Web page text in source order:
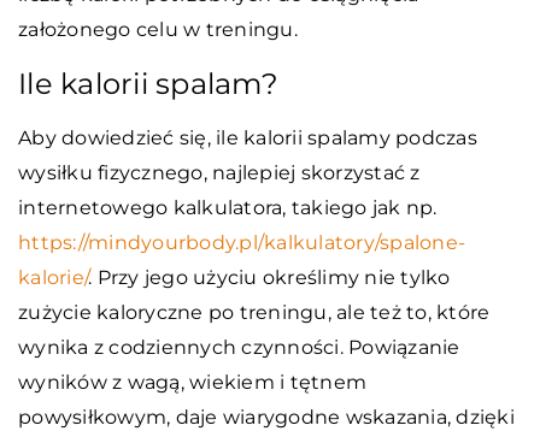
założonego celu w treningu.
Ile kalorii spalam?
Aby dowiedzieć się, ile kalorii spalamy podczas
wysiłku fizycznego, najlepiej skorzystać z
internetowego kalkulatora, takiego jak np.
https://mindyourbody.pl/kalkulatory/spalone-
kalorie/. Przy jego użyciu określimy nie tylko
zużycie kaloryczne po treningu, ale też to, które
wynika z codziennych czynności. Powiązanie
wyników z wagą, wiekiem i tętnem
powysiłkowym, daje wiarygodne wskazania, dzięki